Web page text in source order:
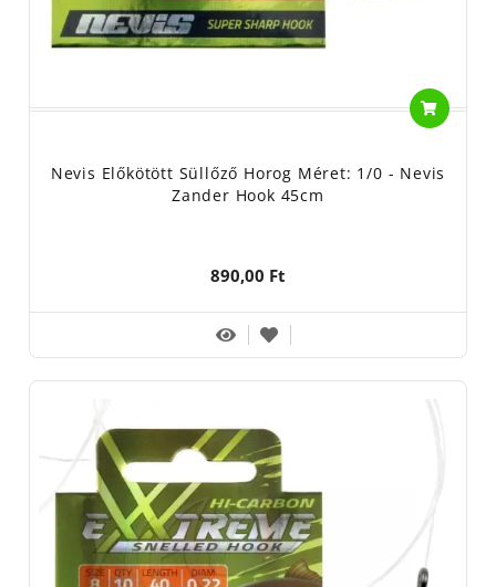
Nevis Előkötött Süllőző Horog Méret: 1/0 - Nevis
Zander Hook 45cm
890,00 Ft